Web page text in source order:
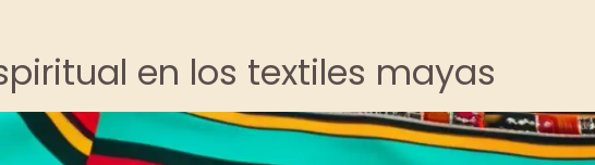
en los textiles mayas